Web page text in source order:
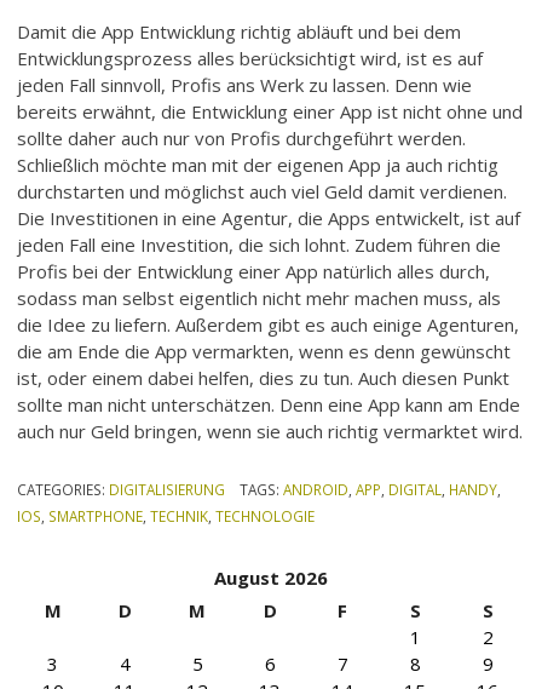
Damit die App Entwicklung richtig abläuft und bei dem
Entwicklungsprozess alles berücksichtigt wird, ist es auf
jeden Fall sinnvoll, Profis ans Werk zu lassen. Denn wie
bereits erwähnt, die Entwicklung einer App ist nicht ohne und
sollte daher auch nur von Profis durchgeführt werden.
Schließlich möchte man mit der eigenen App ja auch richtig
durchstarten und möglichst auch viel Geld damit verdienen.
Die Investitionen in eine Agentur, die Apps entwickelt, ist auf
jeden Fall eine Investition, die sich lohnt. Zudem führen die
Profis bei der Entwicklung einer App natürlich alles durch,
sodass man selbst eigentlich nicht mehr machen muss, als
die Idee zu liefern. Außerdem gibt es auch einige Agenturen,
die am Ende die App vermarkten, wenn es denn gewünscht
ist, oder einem dabei helfen, dies zu tun. Auch diesen Punkt
sollte man nicht unterschätzen. Denn eine App kann am Ende
auch nur Geld bringen, wenn sie auch richtig vermarktet wird.
CATEGORIES: DIGITALISIERUNG TAGS: ANDROID APP DIGITAL HANDY,
IOS SMARTPHONE ,TECHNIK ,TECHNOLOGIE
August 2026
M
D M D F S
S
1
2
3
4 5 6 7 8
9